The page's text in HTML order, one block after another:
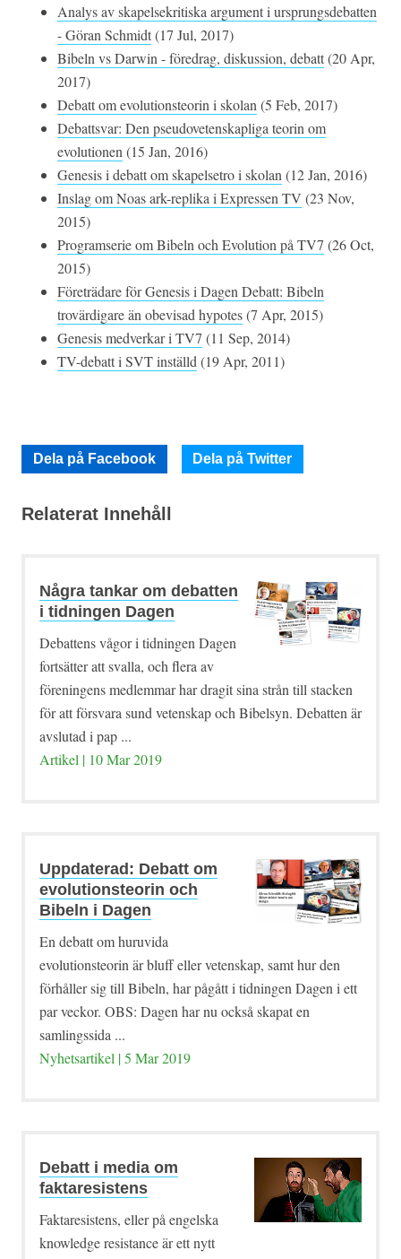
Analys av skapelsekritiska argument i ursprungsdebatten
- Göran Schmidt(17 Jul, 2017)
Bibeln vs Darwin - föredrag, diskussion, debatt(20 Apr,
2017)
Debatt om evolutionsteorin i skolan (5 Feb, 2017)
Debattsvar: Den pseudovetenskapliga teorin om
evolutionen (15 Jan, 2016)
Genesis i debatt om skapelsetro i skolan (12 Jan, 2016)
Inslag om Noas ark-replika i Expressen TV (23 Nov,
2015)
Programserie om Bibeln och Evolution på TV7 (26 Oct,
2015)
Företrädare för Genesis i Dagen Debatt: Bibeln
trovärdigare än obevisad hypotes(7 Apr, 2015)
Genesis medverkar i TV7 (11 Sep, 2014)
TV-debatt i SVT inställd (19 Apr, 2011)
Dela på Facebook Dela på Twitter
Relaterat Innehåll
Några tankar om debatten
i tidningen Dagen
Debattens vågor i tidningen Dagen
fortsätter att svalla, och flera av
föreningens medlemmar har dragit sina strån till stacken
för att försvara sund vetenskap och Bibelsyn. Debatten är
avslutad i pap ...
Artikel | 10 Mar 2019
Uppdaterad: Debatt om
evolutionsteorin och
Bibeln i Dagen
En debatt om huruvida
evolutionsteorin är bluff eller vetenskap, samt hur den
förhåller sig till Bibeln, har pågått i tidningen Dagen i ett
par veckor. OBS: Dagen har nu också skapat en
samlingssida ...
Nyhetsartikel | 5 Mar 2019
Debatt i media om
faktaresistens
Faktaresistens, eller på engelska
knowledge resistance är ett nytt